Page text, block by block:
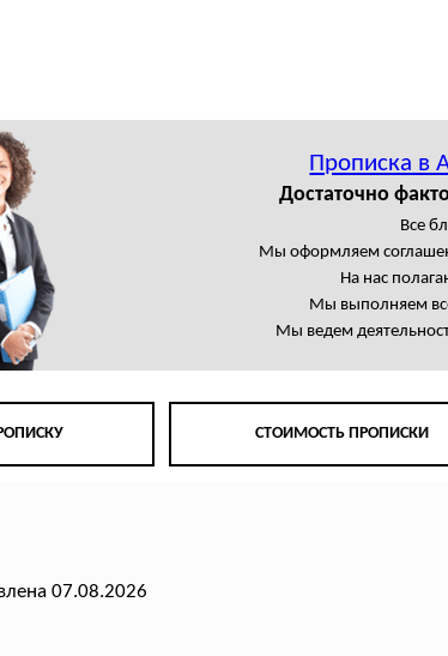
Прописка в
Достаточно
Все
Мы оформляем
На нас
Мы выполняем
Мы ведем
СТОИМОСТЬ ПРОПИСКИ
07.08.2026